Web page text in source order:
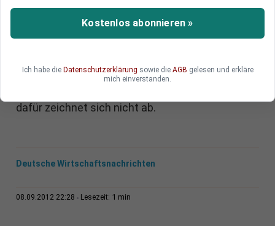
Ausmaße
7,8 Millionen Jugendliche in Europa sind
Generation zu werden, warnt der OECD
Generalsekretär Angel Gurria. Der EU ist das
dafür zeichnet sich nicht ab.
Deutsche Wirtschaftsnachrichten
08.09.2012 22:28 Lesezeit: 1 min
Kostenlos abonnieren »
Ich habe die Datenschutzerklärung sowie die AGB gelesen und erkläre
mich einverstanden.